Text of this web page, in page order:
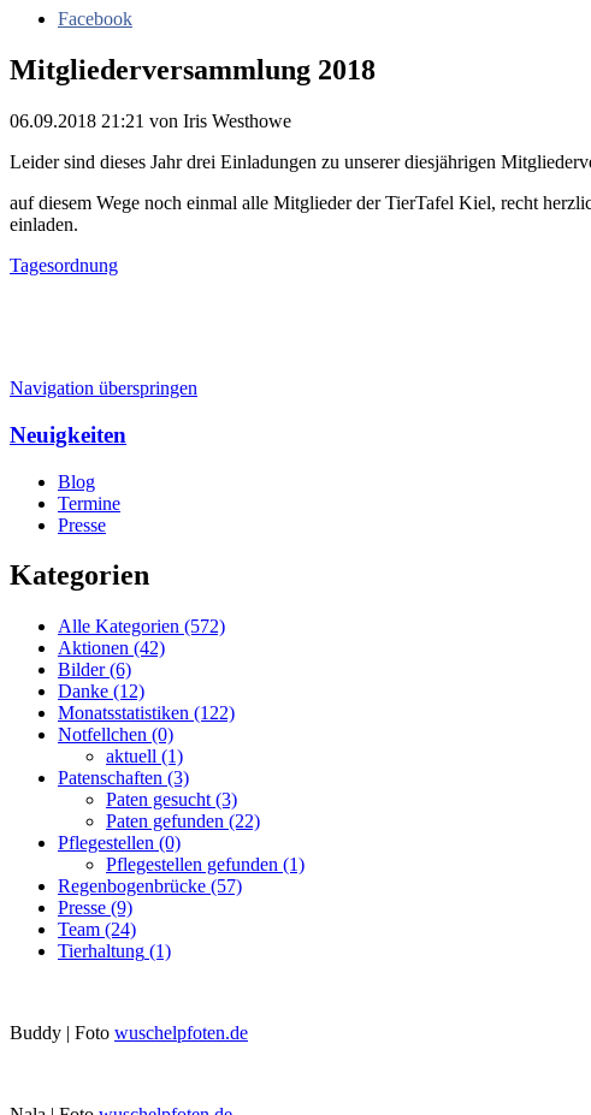
Facebook
Mitgliederversammlung 2018
06.09.2018 21:21 von Iris Westhowe
Leider sind dieses Jahr drei Einladungen zu unserer diesjährigen
auf diesem Wege noch einmal alle Mitglieder der TierTafel Kiel, recht
einladen.
Tagesordnung
Navigation überspringen
Neuigkeiten
Blog
Termine
Presse
Kategorien
Alle Kategorien (572)
Aktionen (42)
Bilder (6)
Danke (12)
Monatsstatistiken (122)
Notfellchen (0)
aktuell (1)
Patenschaften (3)
Paten gesucht (3)
Paten gefunden (22)
Pflegestellen (0)
Pflegestellen gefunden (1)
Regenbogenbrücke (57)
Presse (9)
Team (24)
Tierhaltung (1)
Buddy | Foto wuschelpfoten.de